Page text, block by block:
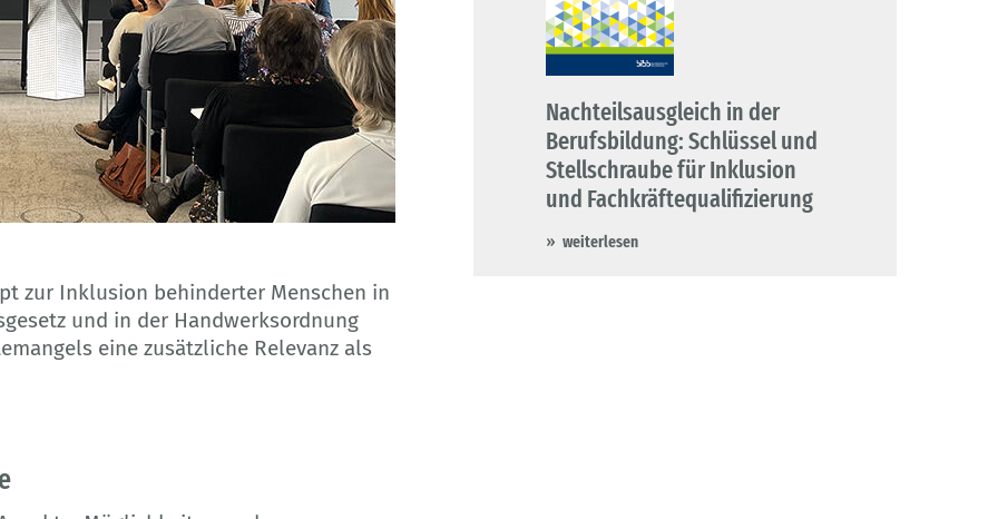
zur Inklusion behinderter Menschen in
und in der Handwerksordnung
eine zusätzliche Relevanz als
Nachteilsausgleich in der
Berufsbildung: Schlüssel und
Stellschraube für Inklusion
und Fachkräftequalifizierung
weiterlesen